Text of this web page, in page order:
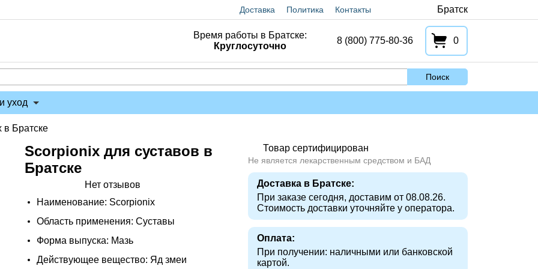
Доставка Политика Контакты Братск
Время работы в Братске:
Круглосуточно
8 (800) 775-80-36 0
Поиск
уход
в Братске
Scorpionix для суставов в
Братске
Нет отзывов
Наименование: Scorpionix
Область применения: Суставы
Форма выпуска: Мазь
Действующее вещество: Яд змеи
Товар сертифицирован
Не является лекарственным средством и БАД
Доставка в Братске:
При заказе сегодня, доставим от 08.08.26.
Стоимость доставки уточняйте у оператора.
Оплата:
При получении: наличными или банковской
картой.